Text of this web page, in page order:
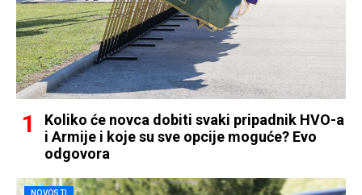
Koliko će novca dobiti svaki pripadnik HVO-a
i Armije i koje su sve opcije moguće? Evo
odgovora
NOVOSTI